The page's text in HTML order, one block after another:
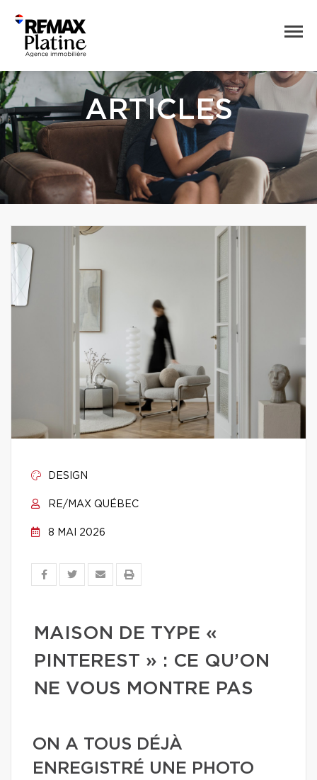
ARTICLES
DESIGN
RE/MAX QUÉBEC
8 MAI 2026
MAISON DE TYPE «
PINTEREST » : CE QU’ON
NE VOUS MONTRE PAS
ON A TOUS DÉJÀ
ENREGISTRÉ UNE PHOTO